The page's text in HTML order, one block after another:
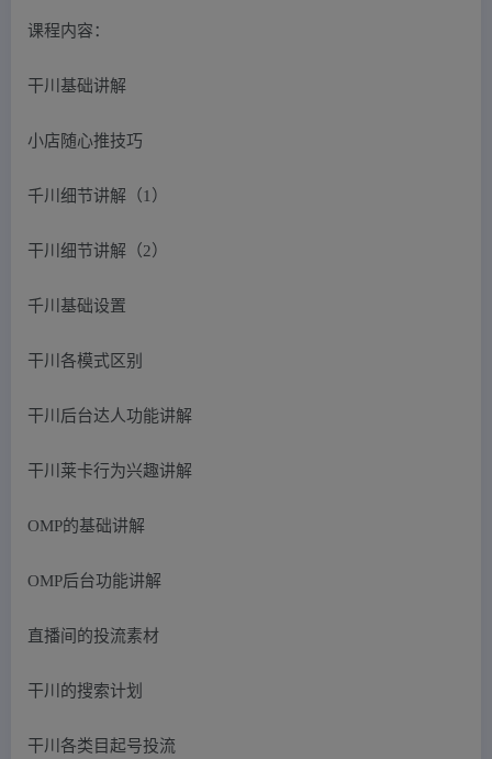
课程内容：
干川基础讲解
小店随心推技巧
千川细节讲解（1）
干川细节讲解（2）
千川基础设置
干川各模式区别
干川后台达人功能讲解
干川莱卡行为兴趣讲解
OMP的基础讲解
OMP后台功能讲解
直播间的投流素材
干川的搜索计划
干川各类目起号投流